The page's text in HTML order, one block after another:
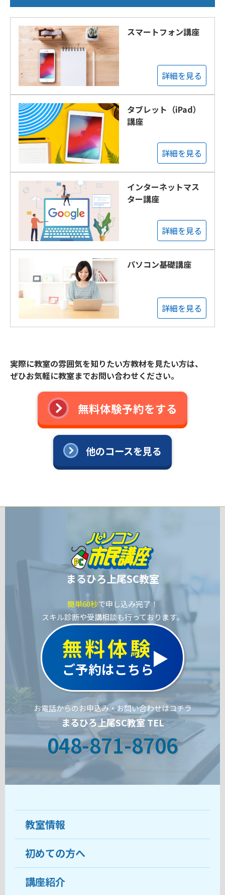
スマートフォン講座
詳細を見る
タブレット（iPad）
講座
詳細を見る
インターネットマス
ター講座
詳細を見る
パソコン基礎講座
詳細を見る
実際に教室の雰囲気を知りたい方教材を見たい方は、
ぜひお気軽に教室までお問い合わせください。
無料体験予約をする
他のコースを見る
まるひろ上尾SC教室
簡単60秒で申し込み完了！
スキル診断や受講相談も行っております。
無料体験
ご予約はこちら
お電話からのお申込み・お問い合わせはコチラ
まるひろ上尾SC教室 TEL
048-871-8706
教室情報
教室について
受講生の声
初めての方へ
ココがおすすめ
講座紹介